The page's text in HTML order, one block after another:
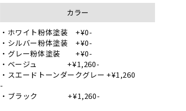
カラー
・ホワイト粉体塗装　+¥0-
・シルバー粉体塗装　+¥0-
・グレー粉体塗装　　+¥0-
・ベージュ　　　　+¥1,260-
・スエードトーンダークグレー +¥1,260
-